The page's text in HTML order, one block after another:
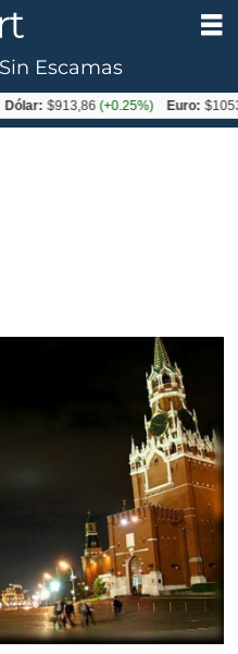
Sin Escamas
$913,86(+0.25%) Euro: $1053,08(-